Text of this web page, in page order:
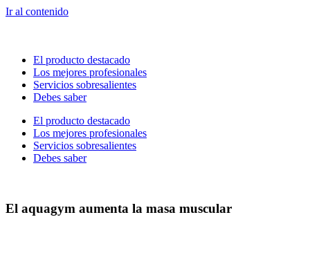
Ir al contenido
El producto destacado
Los mejores profesionales
Servicios sobresalientes
Debes saber
El producto destacado
Los mejores profesionales
Servicios sobresalientes
Debes saber
El aquagym aumenta la masa muscular